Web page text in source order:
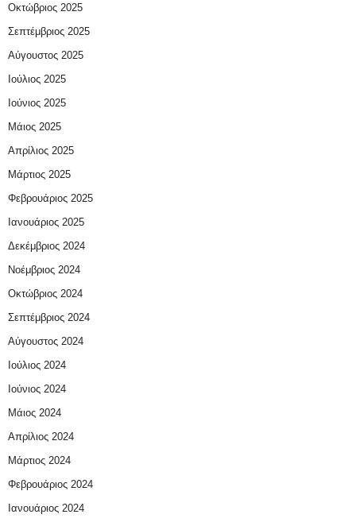
Οκτώβριος 2025
Σεπτέμβριος 2025
Αύγουστος 2025
Ιούλιος 2025
Ιούνιος 2025
Μάιος 2025
Απρίλιος 2025
Μάρτιος 2025
Φεβρουάριος 2025
Ιανουάριος 2025
Δεκέμβριος 2024
Νοέμβριος 2024
Οκτώβριος 2024
Σεπτέμβριος 2024
Αύγουστος 2024
Ιούλιος 2024
Ιούνιος 2024
Μάιος 2024
Απρίλιος 2024
Μάρτιος 2024
Φεβρουάριος 2024
Ιανουάριος 2024